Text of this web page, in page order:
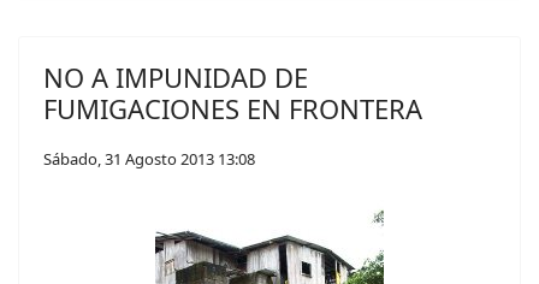
NO A IMPUNIDAD DE
FUMIGACIONES EN FRONTERA
Sábado, 31 Agosto 2013 13:08